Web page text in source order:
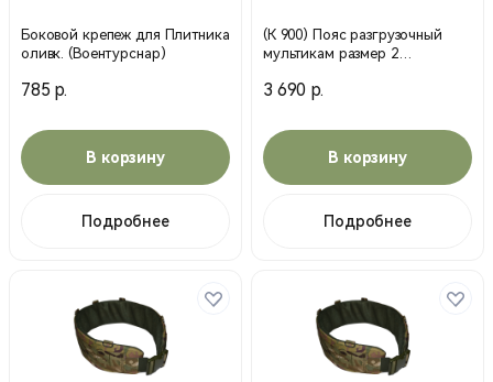
Боковой крепеж для Плитника
оливк. (Воентурснар)
785 р.
В корзину
Подробнее
(К 900) Пояс разгрузочный
мультикам размер 2
3 690 р.
В корзину
Подробнее